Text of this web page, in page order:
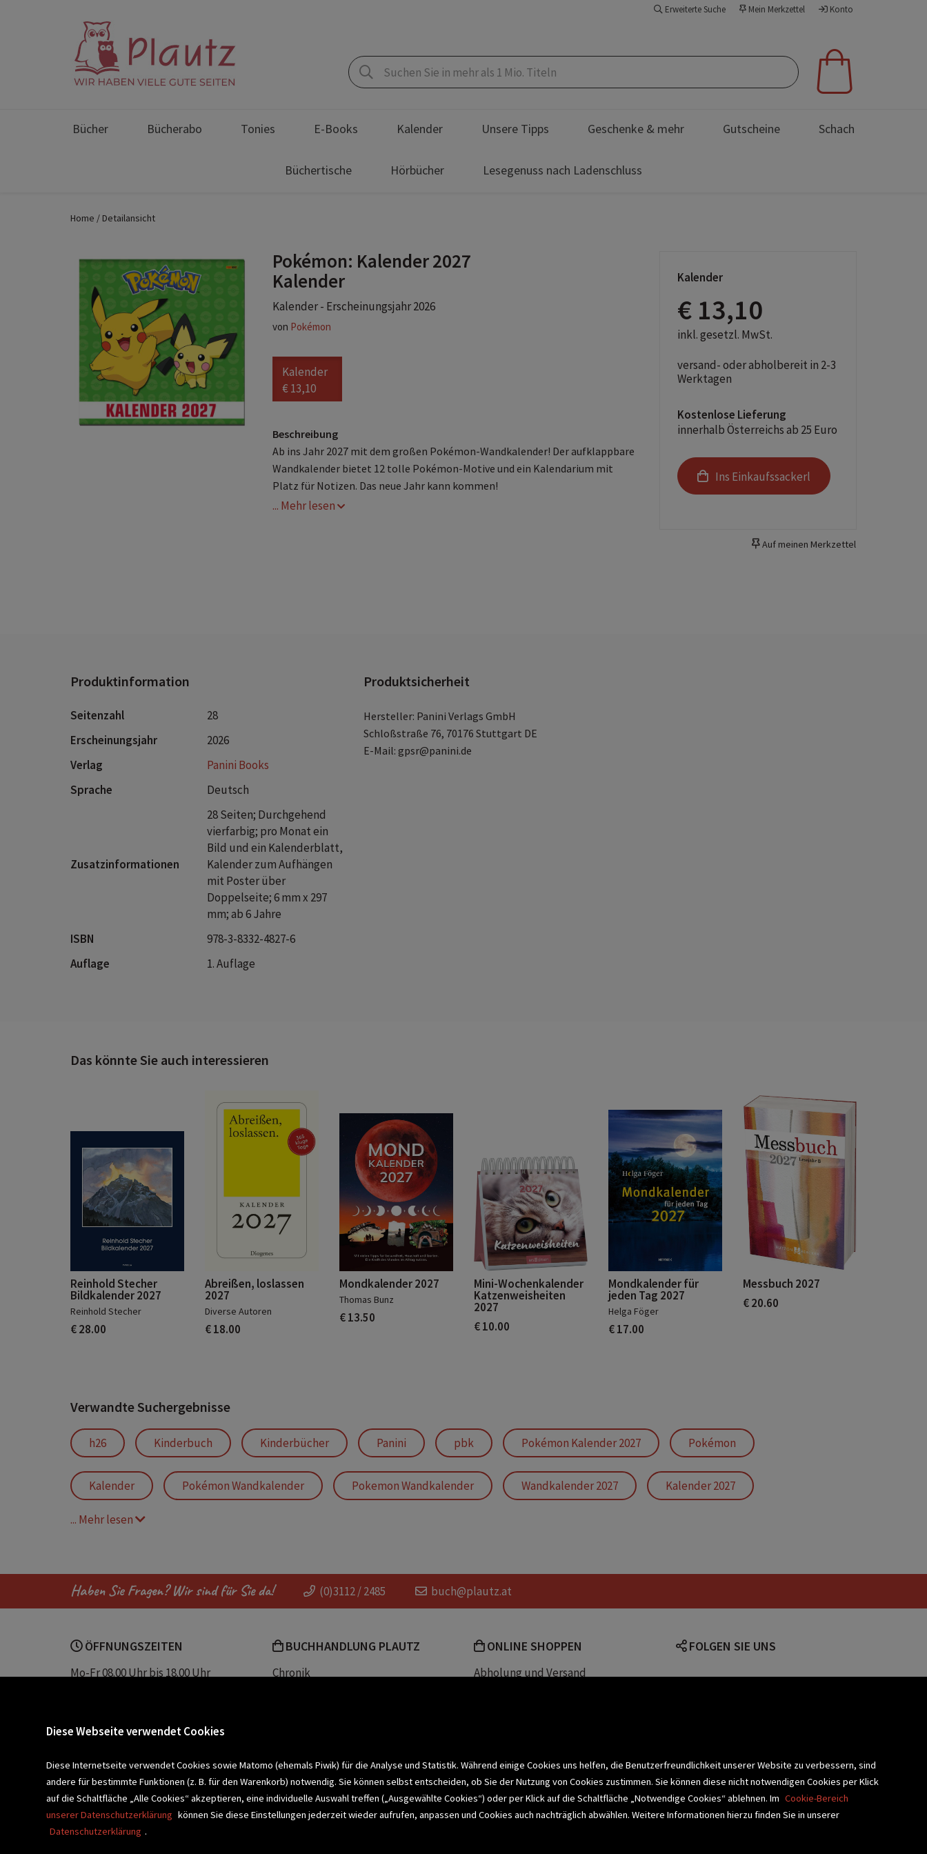
Erweiterte Suche Mein Merkzettel Konto
Bücher Bücherabo Tonies E-Books Kalender Unsere Tipps Geschenke & mehr Gutscheine Schach
Büchertische Hörbücher Lesegenuss nach Ladenschluss
Home Detailansicht
Pokémon: Kalender 2027
Kalender
Kalender - Erscheinungsjahr 2026
von Pokémon
Kalender
€ 13,10
Beschreibung
Ab ins Jahr 2027 mit dem großen Pokémon-Wandkalender! Der aufklappbare
Wandkalender bietet 12 tolle Pokémon-Motive und ein Kalendarium mit
Platz für Notizen. Das neue Jahr kann kommen!
... Mehr lesen
Kalender
€ 13,10
inkl. gesetzl. MwSt.
versand- oder abholbereit in 2-3
Werktagen
Kostenlose Lieferung
innerhalb Österreichs ab 25 Euro
Ins Einkaufssackerl
Auf meinen Merkzettel
Produktinformation
Seitenzahl
28
Erscheinungsjahr
2026
Verlag
Panini Books
Sprache
Deutsch
Zusatzinformationen
28 Seiten; Durchgehend
vierfarbig; pro Monat ein
Bild und ein Kalenderblatt,
Kalender zum Aufhängen
mit Poster über
Doppelseite; 6 mm x 297
mm; ab 6 Jahre
ISBN
978-3-8332-4827-6
Auflage
1. Auflage
Produktsicherheit
Hersteller: Panini Verlags GmbH
Schloßstraße 76, 70176 Stuttgart DE
E-Mail: gpsr@panini.de
Das könnte Sie auch interessieren
Reinhold Stecher
Bildkalender 2027
Reinhold Stecher
€ 28.00
Abreißen, loslassen
2027
Diverse Autoren
€ 18.00
Mondkalender 2027
Thomas Bunz
€ 13.50
Mini-Wochenkalender
Katzenweisheiten
2027
€ 10.00
Mondkalender für
jeden Tag 2027
Helga Föger
€ 17.00
Messbuch 2027
€ 20.60
Verwandte Suchergebnisse
h26 Kinderbuch Kinderbücher Panini pbk Pokémon Kalender 2027 Pokémon
Kalender Pokémon Wandkalender Pokemon Wandkalender Wandkalender 2027 Kalender 2027
Panini Kalender
... Mehr lesen
Haben Sie Fragen? Wir sind für Sie da! (0)3112 / 2485 buch@plautz.at
ÖFFNUNGSZEITEN
Mo-Fr 08.00 Uhr bis 18.00 Uhr
Sparkassenplatz 2
BUCHHANDLUNG PLAUTZ
Chronik
ONLINE SHOPPEN
Abholung und Versand
FOLGEN SIE UNS
BLEIBEN WIR IN KONTAKT! Newsletter abonnieren >
Diese Webseite verwendet Cookies
Diese Internetseite verwendet Cookies sowie Matomo (ehemals Piwik) für die Analyse und Statistik. Während einige Cookies uns helfen, die Benutzerfreundlichkeit unserer Website zu verbessern, sind
andere für bestimmte Funktionen (z. B. für den Warenkorb) notwendig. Sie können selbst entscheiden, ob Sie der Nutzung von Cookies zustimmen. Sie können diese nicht notwendigen Cookies per Klick
auf die Schaltfläche „Alle Cookies“ akzeptieren, eine individuelle Auswahl treffen („Ausgewählte Cookies“) oder per Klick auf die Schaltfläche „Notwendige Cookies“ ablehnen. Im Cookie-Bereich
unserer Datenschutzerklärung können Sie diese Einstellungen jederzeit wieder aufrufen, anpassen und Cookies auch nachträglich abwählen. Weitere Informationen hierzu finden Sie in unserer
Datenschutzerklärung .